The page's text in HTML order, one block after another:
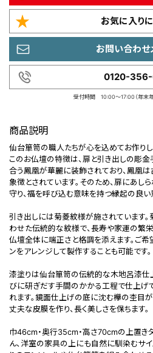
お気に入り
お問い合わせ
0120-
受付時間 10:00～17:00（年末年
商品説明
仙台箪笥の職人たちが心を込めてお作りし
このお仏壇の特徴は、扉と引き出しの彫
合う鳳凰が華麗に装飾されており、鳳凰
象徴とされています。そのため、扉にあし
守り、福を呼び込む意味を持つ縁起の良い
引き出しには菊菱紋様が施されています
わせた伝統的な紋様で、長寿や家運の繁栄
仏壇全体に端正さと格調を添えます。ご希
ンをアレンジして製作することも可能です。
漆塗りは仙台箪笥の伝統的な木地呂漆仕
びに研ぎだす手間のかかる工程で仕上げ
れます。鏡面仕上げの底に沈む欅の杢目
丈夫な皮膜を作り、長く美しさを保ちます。
巾46cm・奥行35cm・高さ70cmの上置き
ん、洋室の家具の上にも自然に馴染むサ